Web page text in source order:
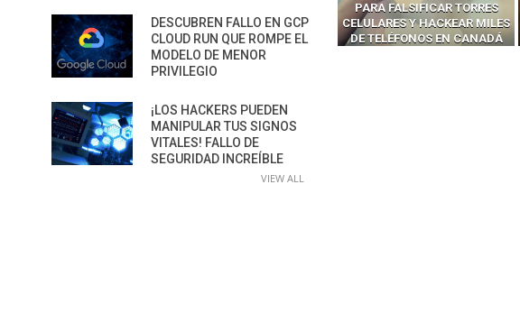
PARA FALSIFICAR TORRES
CELULARES Y HACKEAR MILES
DE TELÉFONOS EN CANADÁ
DESCUBREN FALLO EN GCP
CLOUD RUN QUE ROMPE EL
MODELO DE MENOR
PRIVILEGIO
¡LOS HACKERS PUEDEN
MANIPULAR TUS SIGNOS
VITALES! FALLO DE
SEGURIDAD INCREÍBLE
VIEW ALL